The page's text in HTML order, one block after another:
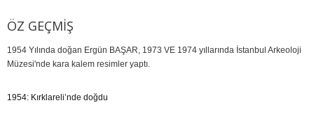
ÖZ GEÇMIŞ
1954 Yılında doğan Ergün BAŞAR, 1973 VE 1974 yıllarında İstanbul Arkeoloji
Müzesi'nde kara kalem resimler yaptı.
1954: Kırklareli’nde doğdu